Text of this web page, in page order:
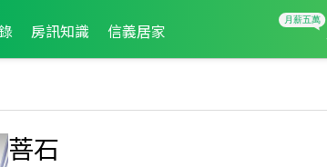
房訊知識 信義居家
菩石